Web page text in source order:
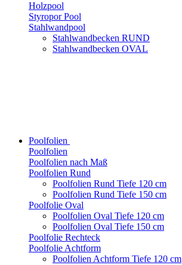
Holzpool
Styropor Pool
Stahlwandpool
Stahlwandbecken RUND
Stahlwandbecken OVAL
Poolfolien
Poolfolien
Poolfolien nach Maß
Poolfolien Rund
Poolfolien Rund Tiefe 120 cm
Poolfolien Rund Tiefe 150 cm
Poolfolie Oval
Poolfolien Oval Tiefe 120 cm
Poolfolien Oval Tiefe 150 cm
Poolfolie Rechteck
Poolfolie Achtform
Poolfolien Achtform Tiefe 120 cm